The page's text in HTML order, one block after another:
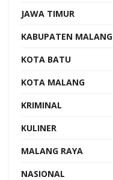
JAWA TIMUR
KABUPATEN MALANG
KOTA BATU
KOTA MALANG
KRIMINAL
KULINER
MALANG RAYA
NASIONAL